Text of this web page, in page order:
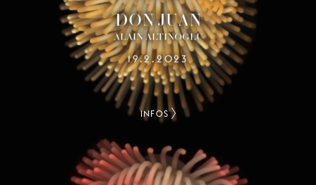
DON JUAN
ALAIN ALTINOGLU
19.2.2023
INFOS